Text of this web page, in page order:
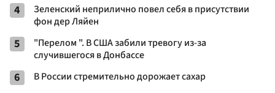
4
Зеленский неприлично повел cебя в присутствии
фон дер Ляйен
5
"Перелом ". В США забили тревогу из-за
случившегося в Донбассе
6 В России стремительно дорожает сахар